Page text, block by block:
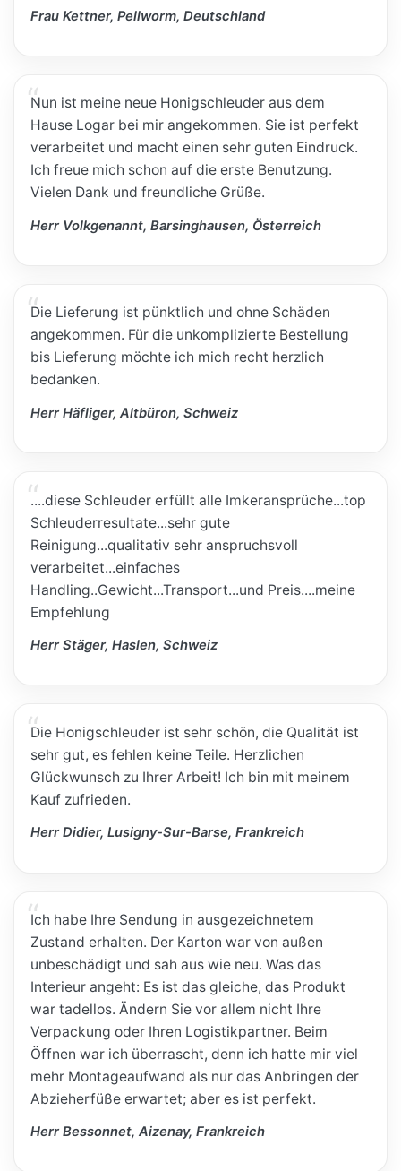
Frau Kettner, Pellworm, Deutschland
Nun ist meine neue Honigschleuder aus dem
Hause Logar bei mir angekommen. Sie ist perfekt
verarbeitet und macht einen sehr guten Eindruck.
Ich freue mich schon auf die erste Benutzung.
Vielen Dank und freundliche Grüße.
Herr Volkgenannt, Barsinghausen, Österreich
Die Lieferung ist pünktlich und ohne Schäden
angekommen. Für die unkomplizierte Bestellung
bis Lieferung möchte ich mich recht herzlich
bedanken.
Herr Häfliger, Altbüron, Schweiz
....diese Schleuder erfüllt alle Imkeransprüche...top
Schleuderresultate...sehr gute
Reinigung...qualitativ sehr anspruchsvoll
verarbeitet...einfaches
Handling..Gewicht...Transport...und Preis....meine
Empfehlung
Herr Stäger, Haslen, Schweiz
Die Honigschleuder ist sehr schön, die Qualität ist
sehr gut, es fehlen keine Teile. Herzlichen
Glückwunsch zu Ihrer Arbeit! Ich bin mit meinem
Kauf zufrieden.
Herr Didier, Lusigny-Sur-Barse, Frankreich
Ich habe Ihre Sendung in ausgezeichnetem
Zustand erhalten. Der Karton war von außen
unbeschädigt und sah aus wie neu. Was das
Interieur angeht: Es ist das gleiche, das Produkt
war tadellos. Ändern Sie vor allem nicht Ihre
Verpackung oder Ihren Logistikpartner. Beim
Öffnen war ich überrascht, denn ich hatte mir viel
mehr Montageaufwand als nur das Anbringen der
Abzieherfüße erwartet; aber es ist perfekt.
Herr Bessonnet, Aizenay, Frankreich